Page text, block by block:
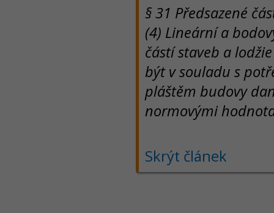
§ 31 Předsazené
(4) Lineární a
částí staveb a
být v souladu s
pláštěm budovy
normovými
Skrýt článek